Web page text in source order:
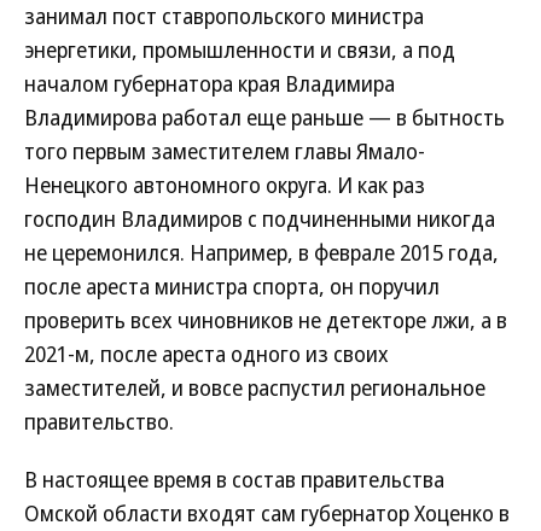
занимал пост ставропольского министра
энергетики, промышленности и связи, а под
началом губернатора края Владимира
Владимирова работал еще раньше — в бытность
того первым заместителем главы Ямало-
Ненецкого автономного округа. И как раз
господин Владимиров с подчиненными никогда
не церемонился. Например, в феврале 2015 года,
после ареста министра спорта, он поручил
проверить всех чиновников не детекторе лжи, а в
2021-м, после ареста одного из своих
заместителей, и вовсе распустил региональное
правительство.
В настоящее время в состав правительства
Омской области входят сам губернатор Хоценко в